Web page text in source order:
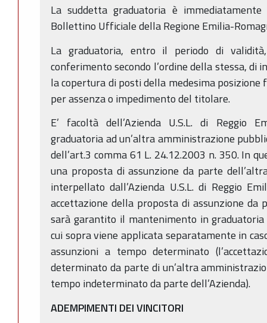
La suddetta graduatoria è
Bollettino Ufficiale della Regione Emilia-
La graduatoria, entro il periodo di
conferimento secondo l’ordine della stessa, di
la copertura di posti della medesima
per assenza o impedimento del titolare.
E’ facoltà dell’Azienda U.S.L. di Reggio
graduatoria ad un’altra amministrazione
dell’art.3 comma 61 L. 24.12.2003 n. 350. In
una proposta di assunzione da parte
interpellato dall’Azienda U.S.L. di Reggio
accettazione della proposta di assunzione da
sarà garantito il mantenimento in graduatoria
cui sopra viene applicata separatamente in
assunzioni a tempo determinato
determinato da parte di un’altra
tempo indeterminato da parte dell’Azienda).
ADEMPIMENTI DEI VINCITORI